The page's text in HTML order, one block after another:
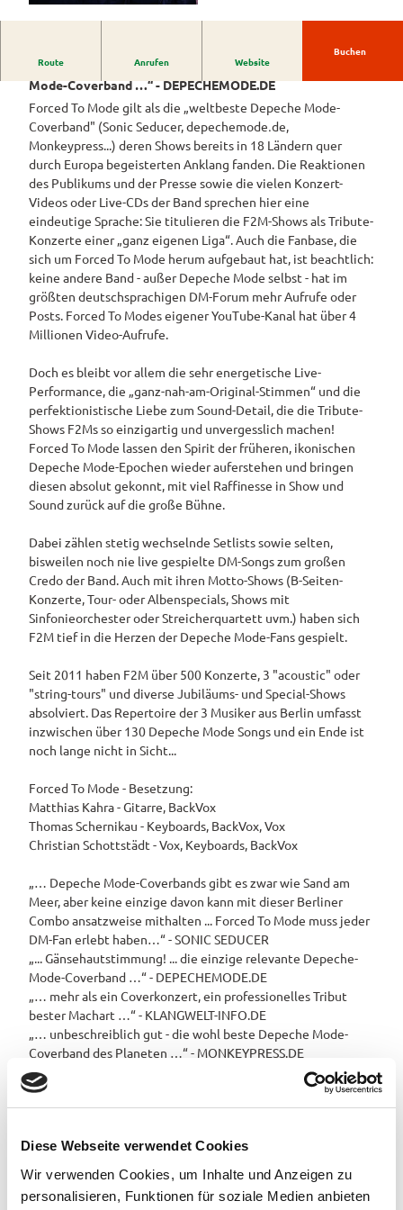
Diese Webseite verwendet Cookies
Wir verwenden Cookies, um Inhalte und Anzeigen zu
personalisieren, Funktionen für soziale Medien anbieten
Westerstede
Wanderwege
Service
Alle
Theme
n
Radwa
nderkar
ten
Fahrrad
verleih
E-Bike-
Ladesta
Routen
paten
Alle Themen
Park der Gärten
Rhododendron
park Hobbie
Rhododendron
park Gristede
Rhododendronblüte
Landschaftsfenster
Tage
des
offenen
Gartens
Sehenswürdigkeiten
Freizeit
Alle
Theme
Wasser
aktivitä
ten
Familie
n- und
Kindera
ktivität
en
Hörstationen
Gesundheit
Regionale
Spezialitäten
Gastronomie
Veranstaltungskalender
Führungen
STADTRADELN
Service
Alle
Themen
Prospektbestellung
Kartenbestellung
Barrierefrei
Reiserücktrittsversicherung
Anreise
Buchen
Alle
Themen
Unterkunftsübersicht
Hotels
Ferienwohnungen
Ferienhäuser
und
Reisemobil
Pauschalangebote
Route Anrufen Website
Buchen
„... Gänsehautstimmung! ... die einzige relevante Depeche-
Mode-Coverband …“ - DEPECHEMODE.DE
Forced To Mode gilt als die „weltbeste Depeche Mode-
Coverband" (Sonic Seducer, depechemode․de,
Monkeypress...) deren Shows bereits in 18 Ländern quer
durch Europa begeisterten Anklang fanden. Die Reaktionen
des Publikums und der Presse sowie die vielen Konzert-
Videos oder Live-CDs der Band sprechen hier eine
eindeutige Sprache: Sie titulieren die F2M-Shows als Tribute-
Konzerte einer „ganz eigenen Liga“. Auch die Fanbase, die
sich um Forced To Mode herum aufgebaut hat, ist beachtlich:
keine andere Band - außer Depeche Mode selbst - hat im
größten deutschsprachigen DM-Forum mehr Aufrufe oder
Posts. Forced To Modes eigener YouTube-Kanal hat über 4
Millionen Video-Aufrufe.
Doch es bleibt vor allem die sehr energetische Live-
Performance, die „ganz-nah-am-Original-Stimmen“ und die
perfektionistische Liebe zum Sound-Detail, die die Tribute-
Shows F2Ms so einzigartig und unvergesslich machen!
Forced To Mode lassen den Spirit der früheren, ikonischen
Depeche Mode-Epochen wieder auferstehen und bringen
diesen absolut gekonnt, mit viel Raffinesse in Show und
Sound zurück auf die große Bühne.
Dabei zählen stetig wechselnde Setlists sowie selten,
bisweilen noch nie live gespielte DM-Songs zum großen
Credo der Band. Auch mit ihren Motto-Shows (B-Seiten-
Konzerte, Tour- oder Albenspecials, Shows mit
Sinfonieorchester oder Streicherquartett uvm.) haben sich
F2M tief in die Herzen der Depeche Mode-Fans gespielt.
Seit 2011 haben F2M über 500 Konzerte, 3 "acoustic" oder
"string-tours" und diverse Jubiläums- und Special-Shows
absolviert. Das Repertoire der 3 Musiker aus Berlin umfasst
inzwischen über 130 Depeche Mode Songs und ein Ende ist
noch lange nicht in Sicht...
Forced To Mode - Besetzung:
Matthias Kahra - Gitarre, BackVox
Thomas Schernikau - Keyboards, BackVox, Vox
Christian Schottstädt - Vox, Keyboards, BackVox
„… Depeche Mode-Coverbands gibt es zwar wie Sand am
Meer, aber keine einzige davon kann mit dieser Berliner
Combo ansatzweise mithalten ... Forced To Mode muss jeder
DM-Fan erlebt haben…“ - SONIC SEDUCER
„... Gänsehautstimmung! ... die einzige relevante Depeche-
Mode-Coverband …“ - DEPECHEMODE.DE
„… mehr als ein Coverkonzert, ein professionelles Tribut
bester Machart …“ - KLANGWELT-INFO.DE
„… unbeschreiblich gut - die wohl beste Depeche Mode-
Coverband des Planeten …“ - MONKEYPRESS.DE